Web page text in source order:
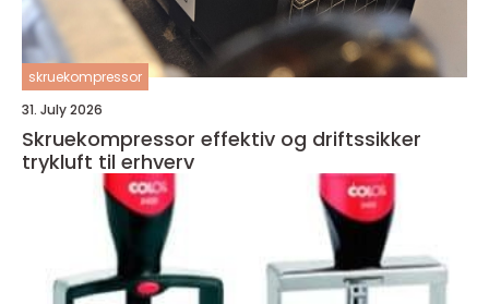
skruekompressor
31. July 2026
Skruekompressor effektiv og driftssikker
trykluft til erhverv